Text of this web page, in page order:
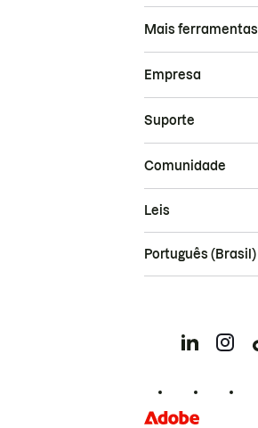
Mais ferramentas
Empresa
Suporte
Comunidade
Leis
Português (Brasil)